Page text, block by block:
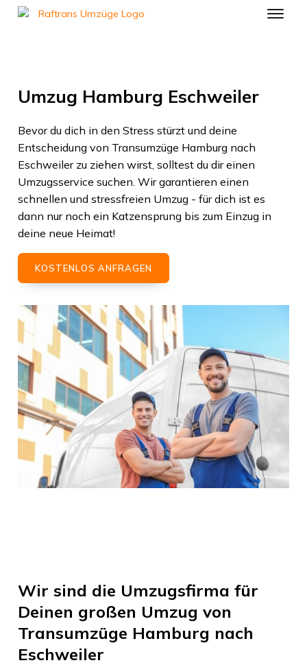
Umzug Hamburg Eschweiler
Bevor du dich in den Stress stürzt und deine
Entscheidung von Transumzüge Hamburgnach
Eschweilerzu ziehen wirst, solltest du dir einen
Umzugsservice suchen. Wir garantieren einen
schnellen und stressfreien Umzug - für dich ist es
dann nur noch ein Katzensprung bis zum Einzug in
deine neue Heimat!
KOSTENLOS ANFRAGEN
Wir sind die Umzugsfirma für
Deinen großen Umzug von
Transumzüge Hamburg nach
Eschweiler